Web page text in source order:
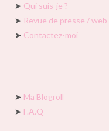
➤ Qui suis-je ?
➤ Revue de presse / web
➤ Contactez-moi
➤ Ma Blogroll
➤ F.A.Q